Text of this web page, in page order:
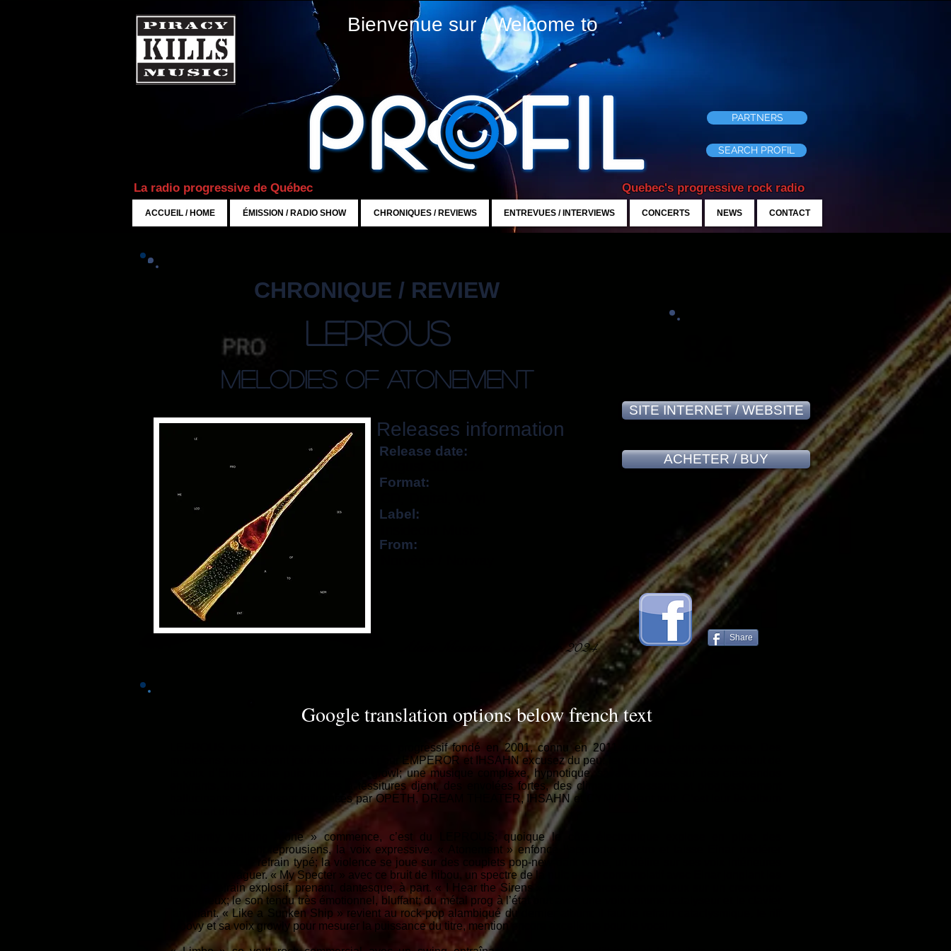
Bienvenue sur / Welcome to
Quebec's progressive rock radio
La radio progressive de Québec
SEARCH PROFIL
PARTNERS
ACCUEIL / HOME ÉMISSION / RADIO SHOW CHRONIQUES / REVIEWS ENTREVUES / INTERVIEWS CONCERTS NEWS CONTACT
CHRONIQUE / REVIEW
Leprous
Melodies Of Atonement
Releases information
Release date:
Format:
Label:
From:
Alain Massard - September 2024
SITE INTERNET / WEBSITE
ACHETER / BUY
Share
Google translation options below french text
LEPROUS est le groupe majeur de métal progressif fondé en 2001, connu en 2011 sur leur période extrême. Des
musiciens jeunes ayant joué auparavant pour EMPEROR et IHSAHN excusez du peu; leur son va évoluer avec l’atout de
la voix d’Einar, claire puis hurlée, pas growl; une musique complexe, hypnotique, savante, basée sur des crescendos
enivrants, des coupures franches à tessitures djent, des envolées fortes, des climats oppressants et progressivement
hallucinants. Ils se disent influencés par OPETH, DREAM THEATER, IHSAHN et CYNIC avant tout. C’est leur 9e album
« Silently Walking Alone » commence, c’est du LEPROUS; quoique le côté électronique explose en plus; des
cisaillements djent leprousiens, la voix expressive. « Atonement » enfonce l’approche électro et laisse Einar modérer
l’énergie avec le refrain typé; la violence se joue sur des couplets pop-new-dark wave, un délire sur ses voix intérieures
qui le font divaguer. « My Specter » avec ce bruit de hibou, un spectre de la nuit; un air contemplatif avec Einar jonglant les
mots; le refrain explosif, prenant, dantesque, à part. « I Hear the Sirens » pour le morceau somptueux sur un crescendo
langoureux; le son tendu très émotionnel, bluffant; du métal prog à l’état brut avec une voix comme catalyseur et le clavier
lancinant. « Like a Sunken Ship » revient au rock-pop alambiqué du dernier album; il faut le refrain cataclysmique, le riff
groovy et sa voix growly pour mesurer la puissance du titre, mention encore excellente pour le vocal.